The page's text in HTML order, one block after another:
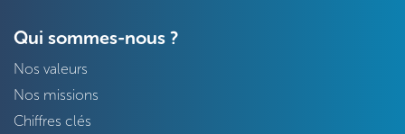
Qui sommes-nous ?
Nos valeurs
Nos missions
Chiffres clés